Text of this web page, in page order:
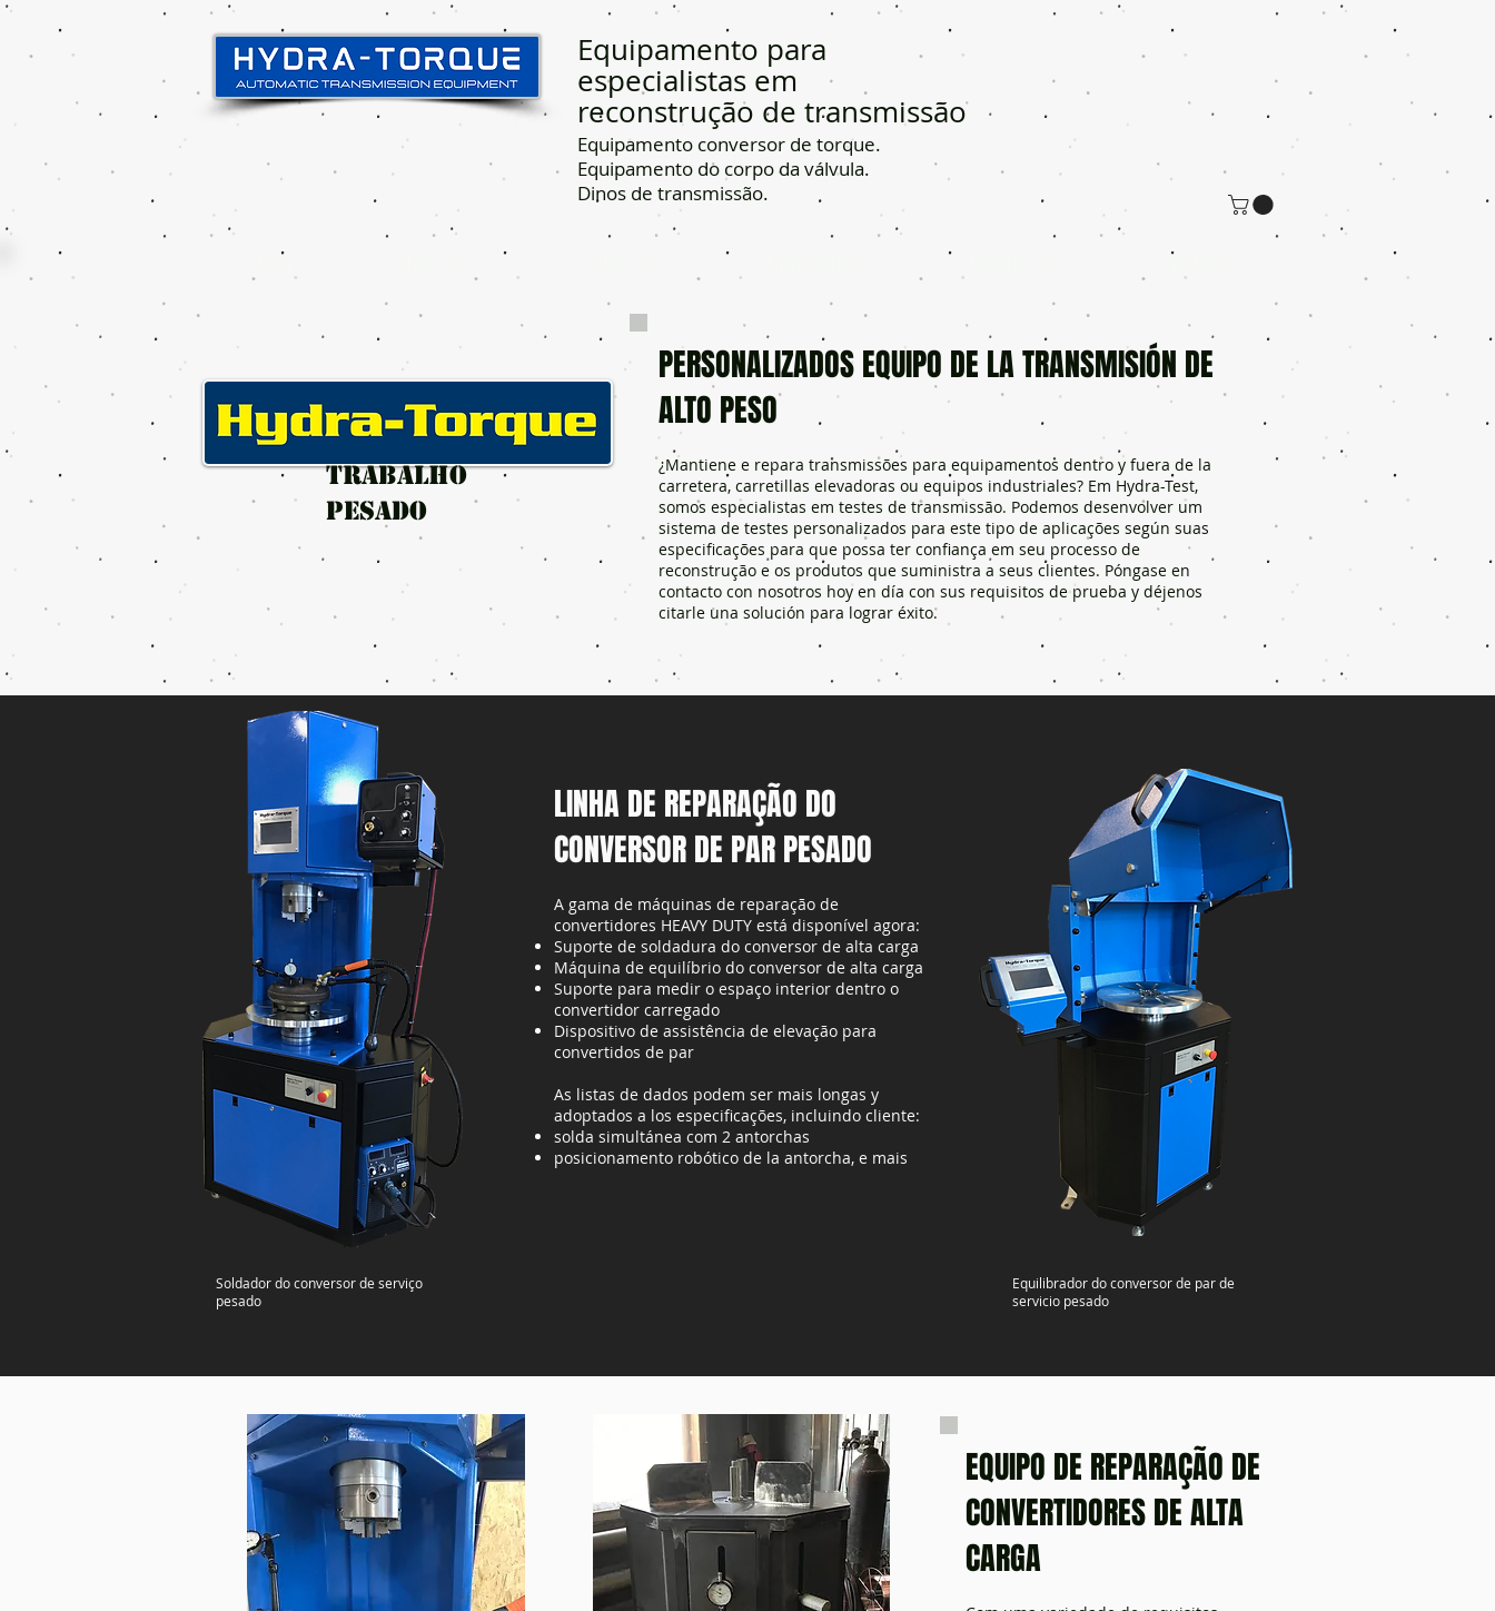
Equipamento para
especialistas em
reconstrução de transmissão
Equipamento conversor de torque.
Equipamento do corpo da válvula.
Dinos de transmissão.
TRABALHO
PESADO
PERSONALIZADOS EQUIPO DE LA TRANSMISIÓN DE
ALTO PESO
¿Mantiene e repara transmissões para equipamentos dentro y fuera de la
carretera, carretillas elevadoras ou equipos industriales? Em Hydra-Test,
somos especialistas em testes de transmissão. Podemos desenvolver um
sistema de testes personalizados para este tipo de aplicações según suas
especificações para que possa ter confiança em seu processo de
reconstrução e os produtos que suministra a seus clientes. Póngase en
contacto con nosotros hoy en día con sus requisitos de prueba y déjenos
citarle una solución para lograr éxito.
Soldador do conversor de serviço
pesado
LINHA DE REPARAÇÃO DO
CONVERSOR DE PAR PESADO
A gama de máquinas de reparação de
convertidores HEAVY DUTY está disponível agora:
Suporte de soldadura do conversor de alta carga
Máquina de equilíbrio do conversor de alta carga
Suporte para medir o espaço interior dentro o
convertidor carregado
Dispositivo de assistência de elevação para
convertidos de par
As listas de dados podem ser mais longas y
adoptados a los especificações, incluindo cliente:
solda simultánea com 2 antorchas
posicionamento robótico de la antorcha, e mais
Equilibrador do conversor de par de
servicio pesado
EQUIPO DE REPARAÇÃO DE
CONVERTIDORES DE ALTA
CARGA
Casa Webinars